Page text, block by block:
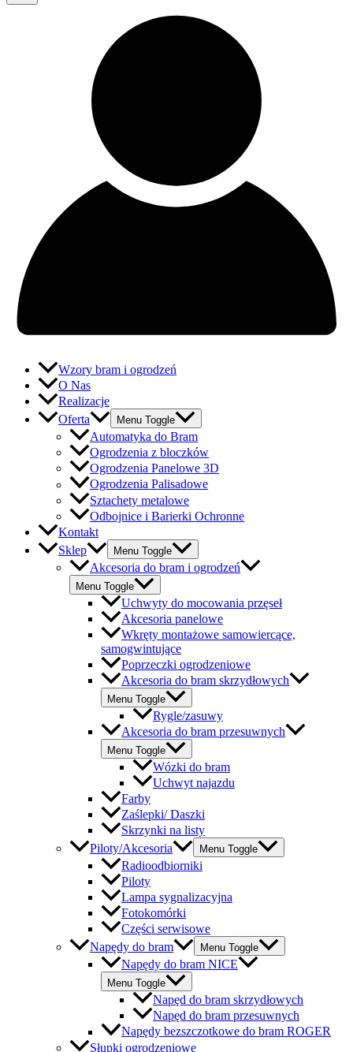
Wzory bram i ogrodzeń
O Nas
Realizacje
Oferta
Menu Toggle
Automatyka do Bram
Ogrodzenia z bloczków
Ogrodzenia Panelowe 3D
Ogrodzenia Palisadowe
Sztachety metalowe
Odbojnice i Barierki Ochronne
Kontakt
Sklep
Menu Toggle
Akcesoria do bram i ogrodzeń
Menu Toggle
Uchwyty do mocowania przęseł
Akcesoria panelowe
Wkręty montażowe samowiercące,
samogwintujące
Poprzeczki ogrodzeniowe
Akcesoria do bram skrzydłowych
Menu Toggle
Rygle/zasuwy
Akcesoria do bram przesuwnych
Menu Toggle
Wózki do bram
Uchwyt najazdu
Farby
Zaślepki/ Daszki
Skrzynki na listy
Piloty/Akcesoria
Menu Toggle
Radioodbiorniki
Piloty
Lampa sygnalizacyjna
Fotokomórki
Części serwisowe
Napędy do bram
Menu Toggle
Napędy do bram NICE
Menu Toggle
Napęd do bram skrzydłowych
Napęd do bram przesuwnych
Napędy bezszczotkowe do bram ROGER
Słupki ogrodzeniowe